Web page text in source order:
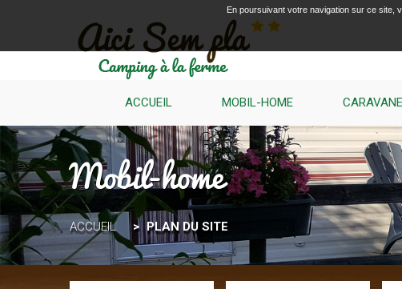
ACCUEIL MOBIL-HOME
Mobil-home
ACCUEIL PLAN DU SITE
En poursuivant votre navigation sur ce site,